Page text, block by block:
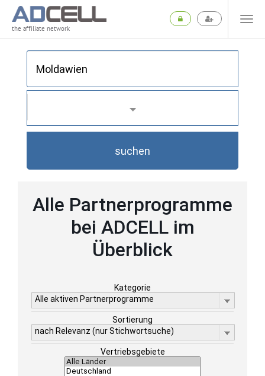
the affiliate network
suchen
Alle Partnerprogramme
bei ADCELL im
Überblick
Kategorie
Alle aktiven Partnerprogramme
Sortierung
nach Relevanz (nur Stichwortsuche)
Vertriebsgebiete